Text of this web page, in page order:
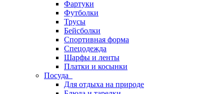
Фартуки
Футболки
Трусы
Бейсболки
Спортивная форма
Спецодежда
Шарфы и ленты
Платки и косынки
Посуда
Для отдыха на природе